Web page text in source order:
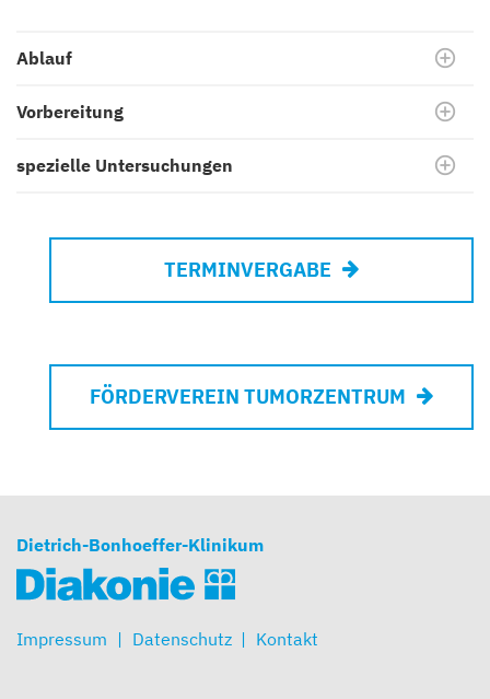
Ablauf
Vorbereitung
spezielle Untersuchungen
TERMINVERGABE
FÖRDERVEREIN TUMORZENTRUM
Dietrich-Bonhoeffer-Klinikum
Impressum Datenschutz Kontakt